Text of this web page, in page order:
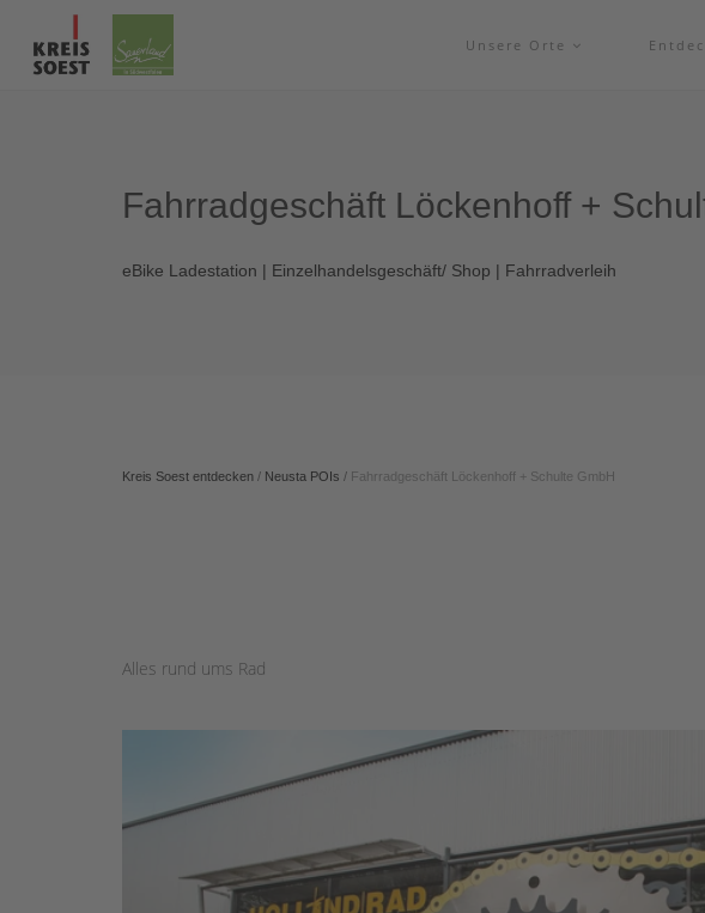
Unsere Orte
Fahrradgeschäft Löckenhoff +
eBike Ladestation | Einzelhandelsgeschäft/ Shop | Fahrradverleih
Kreis Soest entdecken / Neusta POIs / Fahrradgeschäft Löckenhoff + Schulte GmbH
Alles rund ums Rad